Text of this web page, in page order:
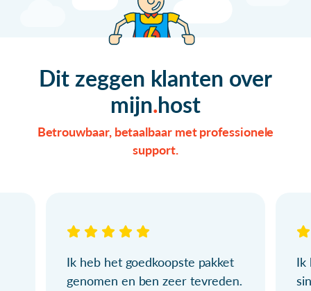
Dit zeggen klanten over
mijn host
Betrouwbaar, betaalbaar met professionele
support.
Ik heb het goedkoopste pakket
genomen en ben zeer tevreden.
Ik